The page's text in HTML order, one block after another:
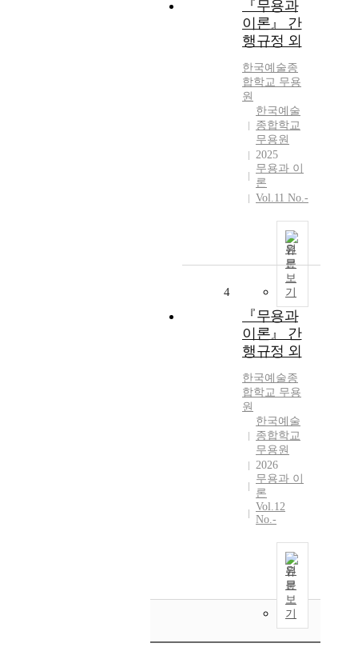
『무용과
이론』 간
행규정 외
한국예술종
합학교 무용
원
한국예술
종합학교
무용원
2025
무용과 이
론
Vol.11 No.-
원
문
보
기
4
『무용과
이론』 간
행규정 외
한국예술종
합학교 무용
원
한국예술
종합학교
무용원
2026
무용과 이
론
Vol.12
No.-
원
문
보
기